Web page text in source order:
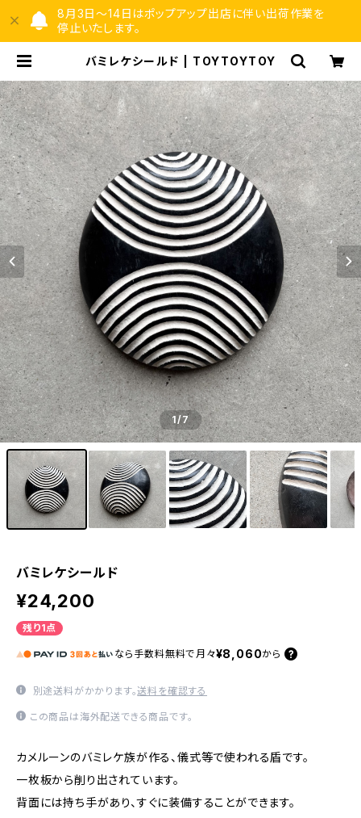
8月3日〜14日はポップアップ出店に伴い出荷作業を
停止いたします。
バミレケシールド | TOYTOYTOY
1/7
バミレケシールド
¥24,200
残り1点
なら 手数料無料で 月々¥8,060から
別途送料がかかります。送料を確認する
この商品は海外配送できる商品です。
カメルーンのバミレケ族が作る、儀式等で使われる盾です。
一枚板から削り出されています。
背面には持ち手があり、すぐに装備することができます。